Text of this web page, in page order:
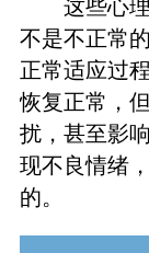
这些心
不是不正常
正常适应过
恢复正常，
扰，甚至影
现不良情绪
的。